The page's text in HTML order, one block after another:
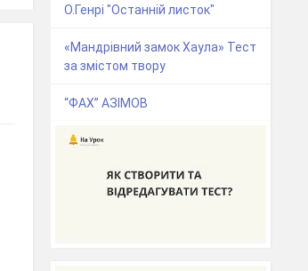
О.Генрі "Останній листок"
«Мандрівний замок Хаула» Тест
за змістом твору
“ФАХ” АЗІМОВ